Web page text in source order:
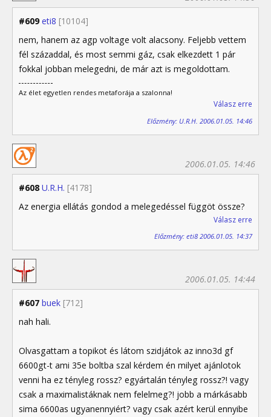
#609 eti8 [10104]
nem, hanem az agp voltage volt alacsony. Feljebb vettem
fél századdal, és most semmi gáz, csak elkezdett 1 pár
fokkal jobban melegedni, de már azt is megoldottam.
Az élet egyetlen rendes metaforája a szalonna!
Válasz erre
Előzmény: U.R.H. 2006.01.05. 14:46
#608 U.R.H. [4178]
2006.01.05. 14:46
Az energia ellátás gondod a melegedéssel függöt össze?
Válasz erre
Előzmény: eti8 2006.01.05. 14:37
#607 buek [712]
2006.01.05. 14:44
nah hali.
Olvasgattam a topikot és látom szidjátok az inno3d gf
6600gt-t ami 35e boltba szal kérdem én milyet ajánlotok
venni ha ez tényleg rossz? egyártalán tényleg rossz?! vagy
csak a maximalistáknak nem felelmeg?! jobb a márkásabb
sima 6600as ugyanennyiért? vagy csak azért kerül ennyibe